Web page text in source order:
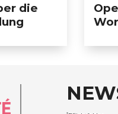
die
HôpitauxRobert